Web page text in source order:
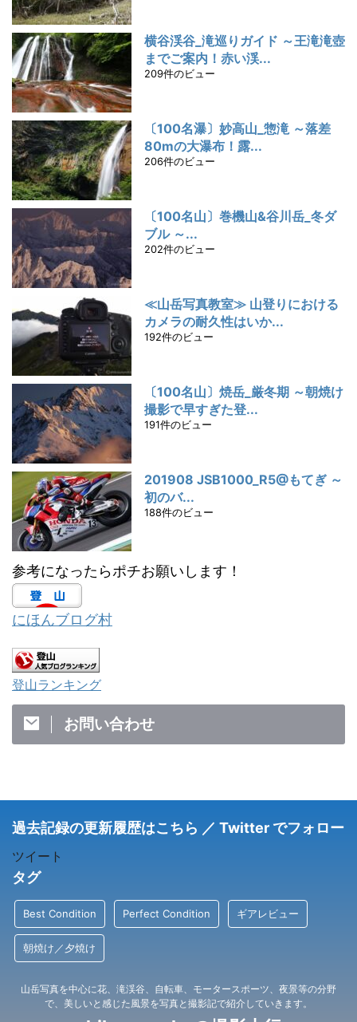
横谷渓谷_滝巡りガイド ～王滝滝壺
までご案内！赤い渓...
209件のビュー
〔100名瀑〕妙高山_惣滝 ～落差
80mの大瀑布！露...
206件のビュー
〔100名山〕巻機山&谷川岳_冬ダ
ブル ～...
202件のビュー
≪山岳写真教室≫ 山登りにおける
カメラの耐久性はいか...
192件のビュー
〔100名山〕焼岳_厳冬期 ～朝焼け
撮影で早すぎた登...
191件のビュー
201908 JSB1000_R5@もてぎ ～
初のバ...
188件のビュー
参考になったらポチお願いします！
にほんブログ村
登山ランキング
お問い合わせ
過去記録の更新履歴はこちら ／ Twitter でフォロー
ツイート
タグ
Best Condition Perfect Condition ギアレビュー
朝焼け／夕焼け
山岳写真を中心に花、滝渓谷、自転車、モータースポーツ、夜景等の分野
で、美しいと感じた風景を写真と撮影記で紹介していきます。